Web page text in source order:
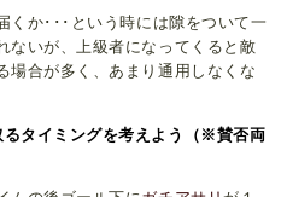
くか･･･という時には隙をついて一
ないが、上級者になってくると敵
場合が多く、あまり通用しなくな
るタイミングを考えよう（※賛否両